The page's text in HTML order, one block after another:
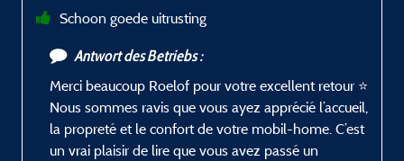
Schoon goede uitrusting
Antwort des Betriebs :
Merci beaucoup Roelof pour votre excellent retour ⭐
Nous sommes ravis que vous ayez apprécié l’accueil,
la propreté et le confort de votre mobil-home. C’est
un vrai plaisir de lire que vous avez passé un